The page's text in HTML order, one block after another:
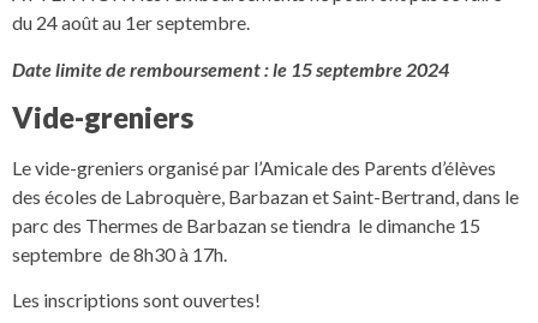
du 24 août au 1er septembre.
Date limite de remboursement : le 15 septembre 2024
Vide-greniers
Le vide-greniers organisé par l’Amicale des Parents d’élèves
des écoles de Labroquère, Barbazan et Saint-Bertrand, dans le
parc des Thermes de Barbazan se tiendra le dimanche 15
septembre de 8h30 à 17h.
Les inscriptions sont ouvertes!